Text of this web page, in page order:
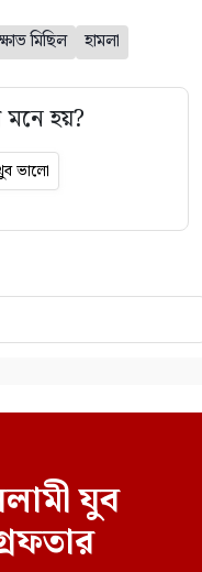
মিছিল হামলা
মনে হয়?
ভালো
যুব